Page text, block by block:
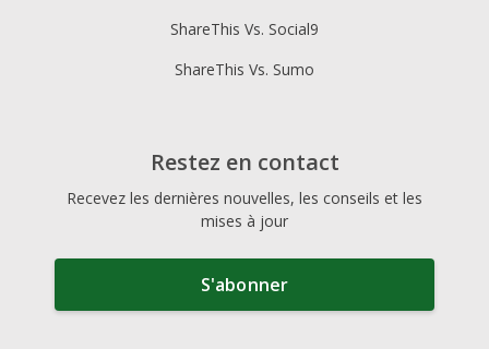
ShareThis Vs. Social9
ShareThis Vs. Sumo
Restez en contact
Recevez les dernières nouvelles, les conseils et les
mises à jour
S'abonner